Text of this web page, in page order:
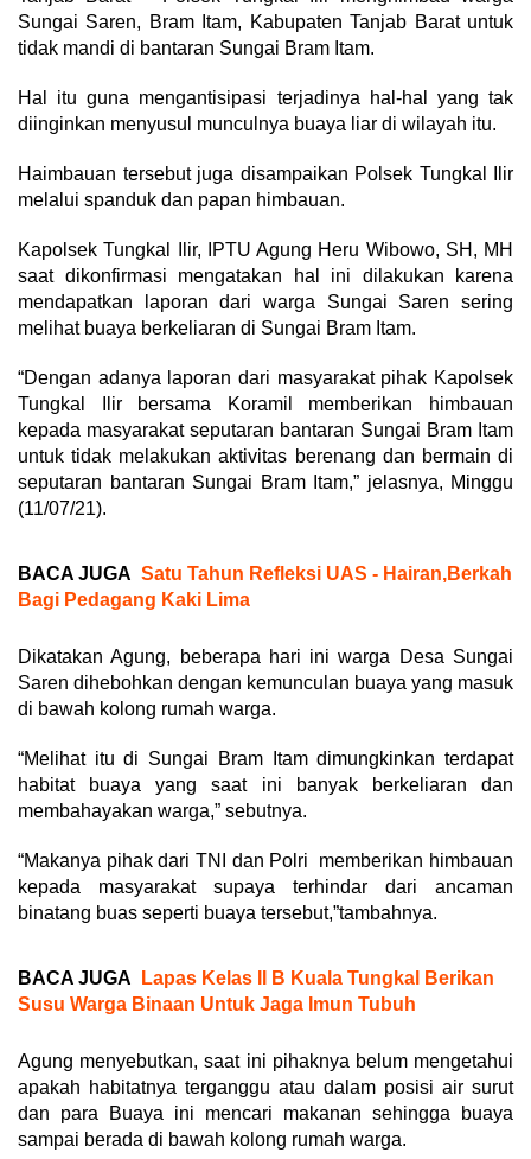
Sungai Saren, Bram Itam, Kabupaten Tanjab Barat untuk
tidak mandi di bantaran Sungai Bram Itam.
Hal itu guna mengantisipasi terjadinya hal-hal yang tak
diinginkan menyusul munculnya buaya liar di wilayah itu.
Haimbauan tersebut juga disampaikan Polsek Tungkal Ilir
melalui spanduk dan papan himbauan.
Kapolsek Tungkal Ilir, IPTU Agung Heru Wibowo, SH, MH
saat dikonfirmasi mengatakan hal ini dilakukan karena
mendapatkan laporan dari warga Sungai Saren sering
melihat buaya berkeliaran di Sungai Bram Itam.
“Dengan adanya laporan dari masyarakat pihak Kapolsek
Tungkal Ilir bersama Koramil memberikan himbauan
kepada masyarakat seputaran bantaran Sungai Bram Itam
untuk tidak melakukan aktivitas berenang dan bermain di
seputaran bantaran Sungai Bram Itam,” jelasnya, Minggu
(11/07/21).
BACA JUGA Satu Tahun Refleksi UAS - Hairan,Berkah
Bagi Pedagang Kaki Lima
Dikatakan Agung, beberapa hari ini warga Desa Sungai
Saren dihebohkan dengan kemunculan buaya yang masuk
di bawah kolong rumah warga.
“Melihat itu di Sungai Bram Itam dimungkinkan terdapat
habitat buaya yang saat ini banyak berkeliaran dan
membahayakan warga,” sebutnya.
“Makanya pihak dari TNI dan Polri memberikan himbauan
kepada masyarakat supaya terhindar dari ancaman
binatang buas seperti buaya tersebut,”tambahnya.
BACA JUGA
Lapas Kelas II B Kuala Tungkal Berikan
Susu Warga Binaan Untuk Jaga Imun Tubuh
Agung menyebutkan, saat ini pihaknya belum mengetahui
apakah habitatnya terganggu atau dalam posisi air surut
dan para Buaya ini mencari makanan sehingga buaya
sampai berada di bawah kolong rumah warga.